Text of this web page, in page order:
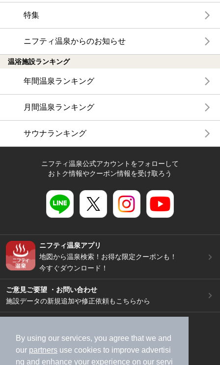
By using our services, you agree that we and
our partners use cookies to improve advertisi
ng and enhance your experience on our servi
特集
ニフティ温泉からのお知らせ
温浴施設ランキング
年間温泉ランキング
月間温泉ランキング
サウナランキング
ニフティ温泉公式アカウントをフォローして
おトク情報やクーポン情報を受け取ろう
ニフティ温泉アプリ
地図から温泉検索！お得な限定クーポンも！
今すぐダウンロード！
ご意見ご要望 ・お問い合わせ
施設データの新規追加や修正依頼もこちらから
加盟店募集（資料請求）
広告出稿のご案内
利用規約
ライフスタイルMEMBERS+規約